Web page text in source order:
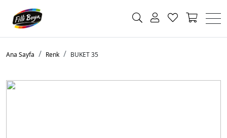
Ana Sayfa Renk BUKET 35